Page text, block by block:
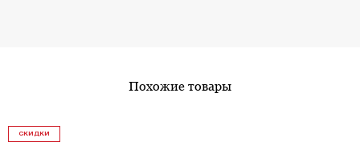
похожие товары
СКИДКИ